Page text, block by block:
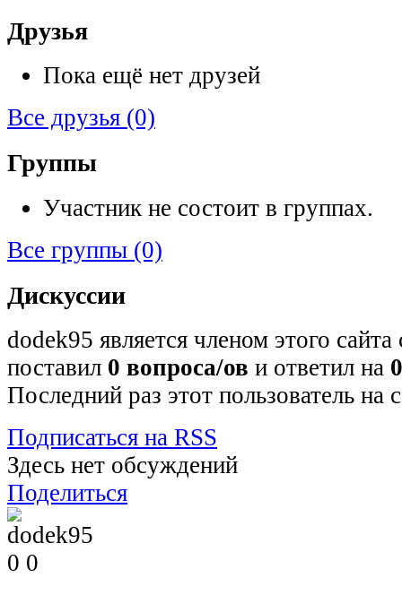
Друзья
Пока ещё нет друзей
Все друзья (0)
Группы
Участник не состоит в группах.
Все группы (0)
Дискуссии
dodek95 является членом этого
поставил 0 вопроса/ов и ответил на 0
Последний раз этот пользователь на
Подписаться на RSS
Здесь нет обсуждений
Поделиться
0 0